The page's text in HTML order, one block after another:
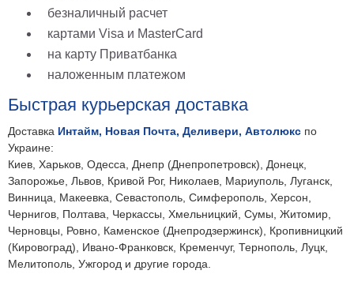
безналичный расчет
картами Visa и MasterCard
на карту Приватбанка
наложенным платежом
Быстрая курьерская доставка
Доставка Интайм, Новая Почта, Деливери, Автолюкс по
Украине:
Киев, Харьков, Одесса, Днепр (Днепропетровск), Донецк,
Запорожье, Львов, Кривой Рог, Николаев, Мариуполь, Луганск,
Винница, Макеевка, Севастополь, Симферополь, Херсон,
Чернигов, Полтава, Черкассы, Хмельницкий, Сумы, Житомир,
Черновцы, Ровно, Каменское (Днепродзержинск), Кропивницкий
(Кировоград), Ивано-Франковск, Кременчуг, Тернополь, Луцк,
Мелитополь, Ужгород и другие города.